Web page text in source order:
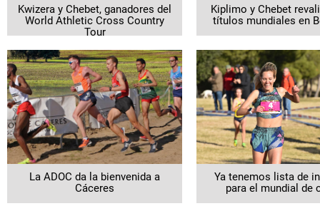
Kwizera y Chebet, ganadores del
World Athletic Cross Country
Tour
Kiplimo y Chebet
títulos mundiales en
La ADOC da la bienvenida a
Cáceres
Ya tenemos lista de
para el mundial de